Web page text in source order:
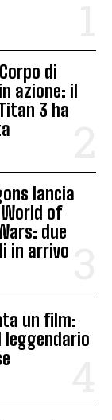
di
azione: il
3 ha
lancia
of
due
in arrivo
un film:
leggendario